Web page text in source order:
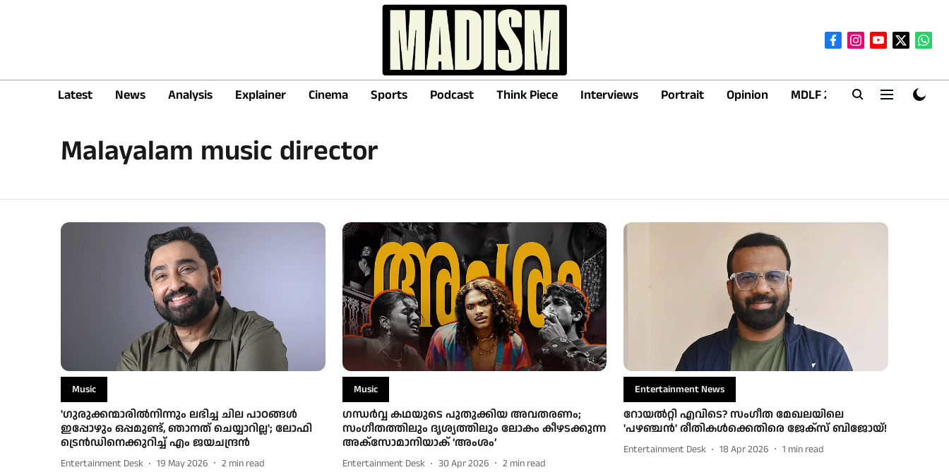
Latest News Analysis Explainer Cinema Sports Podcast Think Piece Interviews Portrait Opinion MDLF 2026
Malayalam music director
Music
'ഗുരുക്കന്മാരില്‍നിന്നും ലഭിച്ച ചില പാഠങ്ങള്‍
ഇപ്പോഴും ഒപ്പമുണ്ട്, ഞാനത് ചെയ്യാറില്ല'; ലോഫി
ട്രെൻഡിനെക്കുറിച്ച് എം ജയചന്ദ്രൻ
Entertainment Desk 19 May 2026 2 min read
Music
ഗന്ധർവ്വ കഥയുടെ പുതുക്കിയ അവതരണം;
സംഗീതത്തിലും ദൃശ്യത്തിലും ലോകം കീഴടക്കുന്ന
അക്സോമാനിയാക് ‘അംശം’
Entertainment Desk 30 Apr 2026 2 min read
Entertainment News
റോയൽറ്റി എവിടെ? സംഗീത മേഖലയിലെ
'പഴഞ്ചൻ' രീതികൾക്കെതിരെ ജേക്സ് ബിജോയ്!
Entertainment Desk 18 Apr 2026 1 min read